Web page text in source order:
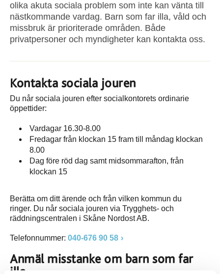
olika akuta sociala problem som inte kan vänta till
nästkommande vardag. Barn som far illa, våld och
missbruk är prioriterade områden. Både
privatpersoner och myndigheter kan kontakta oss.
Kontakta sociala jouren
Du når sociala jouren efter socialkontorets ordinarie
öppettider:
Vardagar 16.30-8.00
Fredagar från klockan 15 fram till måndag klockan
8.00
Dag före röd dag samt midsommarafton, från
klockan 15
Berätta om ditt ärende och från vilken kommun du
ringer. Du når sociala jouren via Trygghets- och
räddningscentralen i Skåne Nordost AB.
Telefonnummer: 040-676 90 58
Anmäl misstanke om barn som far